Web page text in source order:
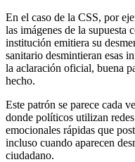
En el caso de la CSS, por
las imágenes de la supuesta
institución emitiera su
sanitario desmintieran esas
la aclaración oficial, buena
hecho.
Este patrón se parece cada
donde políticos utilizan
emocionales rápidas que
incluso cuando aparecen
ciudadano.